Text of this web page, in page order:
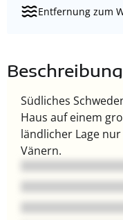
Entfernung zum
Beschreibung
Südliches
Haus auf einem
ländlicher Lage
Vänern.